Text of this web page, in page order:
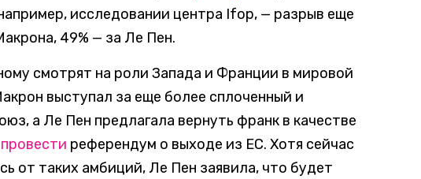
исследовании центра Ifop, — разрыв еще
49% — за Ле Пен.
смотрят на роли Запада и Франции в мировой
выступал за еще более сплоченный и
а Ле Пен предлагала вернуть франк в качестве
провести референдум о выходе из ЕС. Хотя сейчас
от таких амбиций, Ле Пен заявила, что будет